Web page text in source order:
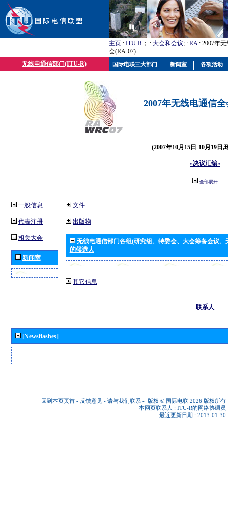
主页 : ITU-R ； : 大会和会议; : RA: 2007年
会(RA-07)
无线电通信部门(ITU-R)
2007年无线电通信
(2007年10月15日-10月19日,
«决议汇编»
全部展开
一般信息
代表注册
相关大会
新闻室
文件
出版物
无线电通信部门各组(研究组、特委会、大会筹备会议
的候选人
其它信息
联系人
[Newsflashes]
回到本页页首 - 反馈意见 - 请与我们联系 - 版权 © 国际电联 2026 版权所有
本网页联系人 : ITU-R的网络协调员
最近更新日期 : 2013-01-30
国际电联三大部门 新闻室 各项活动